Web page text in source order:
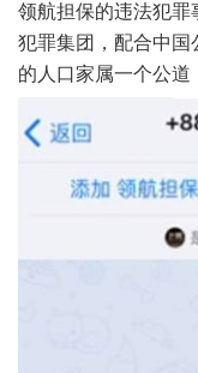
领航担保的违法犯罪
犯罪集团，配合中国
的人口家属一个公道